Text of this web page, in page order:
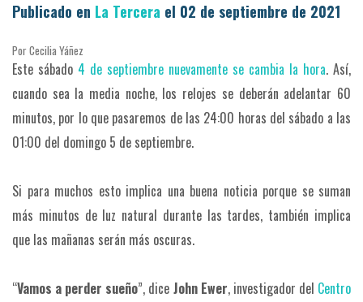
Publicado en La Tercera el 02 de septiembre de 2021
PorCecilia Yáñez
Este sábado 4 de septiembre nuevamente se cambia la hora. Así,
cuando sea la media noche, los relojes se deberán adelantar 60
minutos, por lo que pasaremos de las 24:00 horas del sábado a las
01:00 del domingo 5 de septiembre.
Si para muchos esto implica una buena noticia porque se suman
más minutos de luz natural durante las tardes, también implica
que las mañanas serán más oscuras.
“Vamos a perder sueño”, dice John Ewer, investigador del Centro